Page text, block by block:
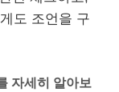
도 조언을 구
자세히 알아보